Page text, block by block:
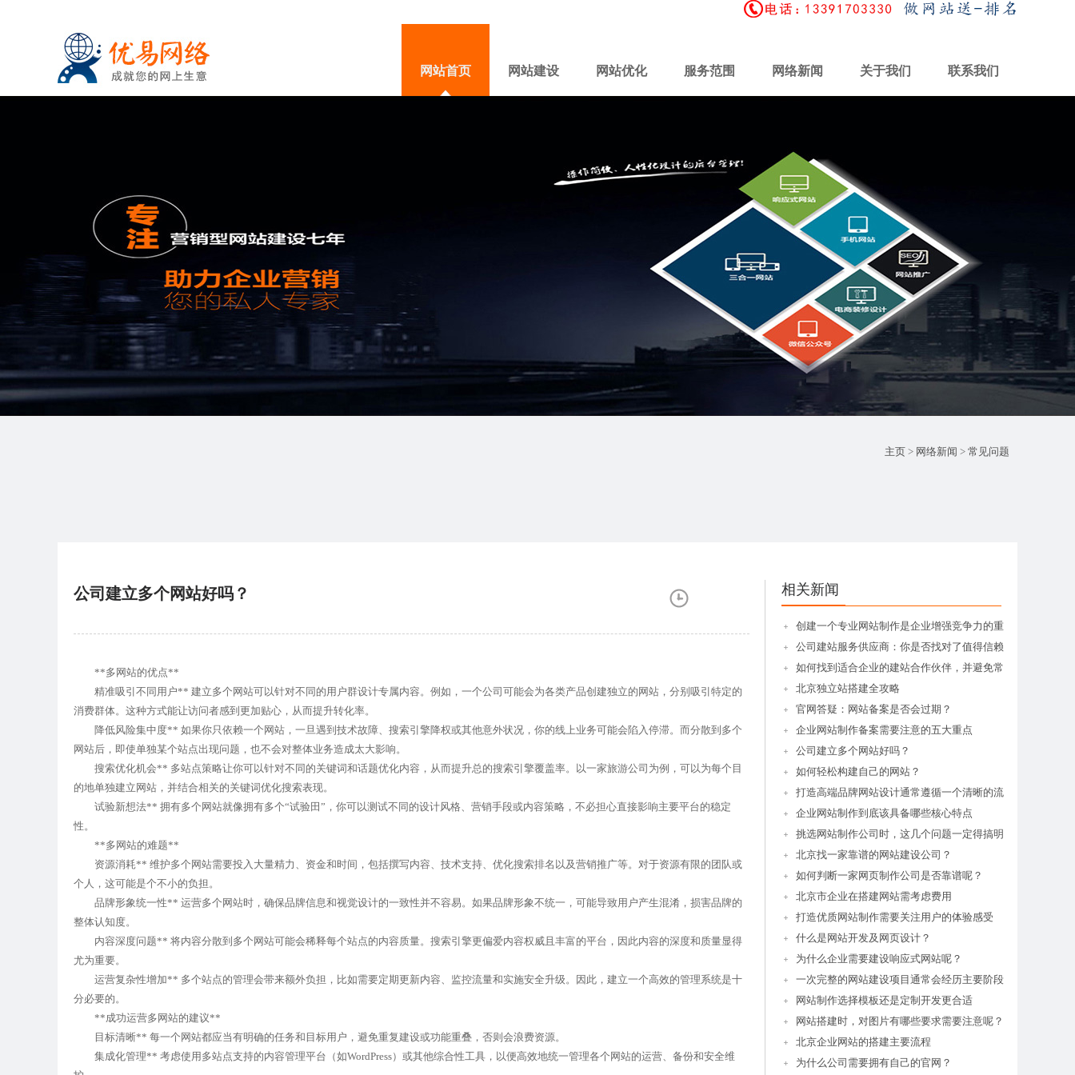
网站首页 网站建设 网站优化 服务范围 网络新闻 关于我们 联系我们
主页 > 网络新闻 > 常见问题
公司建立多个网站好吗？
**多网站的优点**
精准吸引不同用户** 建立多个网站可以针对不同的用户群设计专属内容。例如，一个公司可能会为各类产品创建独立的网站，分别吸引特定的
消费群体。这种方式能让访问者感到更加贴心，从而提升转化率。
降低风险集中度** 如果你只依赖一个网站，一旦遇到技术故障、搜索引擎降权或其他意外状况，你的线上业务可能会陷入停滞。而分散到多个
网站后，即使单独某个站点出现问题，也不会对整体业务造成太大影响。
搜索优化机会** 多站点策略让你可以针对不同的关键词和话题优化内容，从而提升总的搜索引擎覆盖率。以一家旅游公司为例，可以为每个目
的地单独建立网站，并结合相关的关键词优化搜索表现。
试验新想法** 拥有多个网站就像拥有多个“试验田”，你可以测试不同的设计风格、营销手段或内容策略，不必担心直接影响主要平台的稳定
性。
**多网站的难题**
资源消耗** 维护多个网站需要投入大量精力、资金和时间，包括撰写内容、技术支持、优化搜索排名以及营销推广等。对于资源有限的团队或
个人，这可能是个不小的负担。
品牌形象统一性** 运营多个网站时，确保品牌信息和视觉设计的一致性并不容易。如果品牌形象不统一，可能导致用户产生混淆，损害品牌的
整体认知度。
内容深度问题** 将内容分散到多个网站可能会稀释每个站点的内容质量。搜索引擎更偏爱内容权威且丰富的平台，因此内容的深度和质量显得
尤为重要。
运营复杂性增加** 多个站点的管理会带来额外负担，比如需要定期更新内容、监控流量和实施安全升级。因此，建立一个高效的管理系统是十
分必要的。
**成功运营多网站的建议**
目标清晰** 每一个网站都应当有明确的任务和目标用户，避免重复建设或功能重叠，否则会浪费资源。
集成化管理** 考虑使用多站点支持的内容管理平台（如WordPress）或其他综合性工具，以便高效地统一管理各个网站的运营、备份和安全维
相关新闻
创建一个专业网站制作是企业增强竞争力的重
公司建站服务供应商：你是否找对了值得信赖
如何找到适合企业的建站合作伙伴，并避免常
北京独立站搭建全攻略
官网答疑：网站备案是否会过期？
企业网站制作备案需要注意的五大重点
公司建立多个网站好吗？
如何轻松构建自己的网站？
打造高端品牌网站设计通常遵循一个清晰的流
企业网站制作到底该具备哪些核心特点
挑选网站制作公司时，这几个问题一定得搞明
北京找一家靠谱的网站建设公司？
如何判断一家网页制作公司是否靠谱呢？
北京市企业在搭建网站需考虑费用
打造优质网站制作需要关注用户的体验感受
什么是网站开发及网页设计？
为什么企业需要建设响应式网站呢？
一次完整的网站建设项目通常会经历主要阶段
网站制作选择模板还是定制开发更合适
网站搭建时，对图片有哪些要求需要注意呢？
北京企业网站的搭建主要流程
为什么公司需要拥有自己的官网？